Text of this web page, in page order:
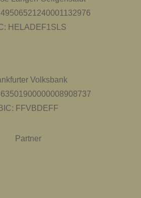
HELADEF1SLS
Volksbank
BIC: FFVBDEFF
Partner